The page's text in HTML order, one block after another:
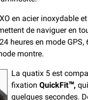
en acier inoxydable
de naviguer en
heures en mode
montre.
La quatix 5 est
fixation QuickFit™,
quelques secondes.